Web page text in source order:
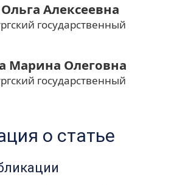
Алексеевна
государственный
Марина Олеговна
государственный
о статье